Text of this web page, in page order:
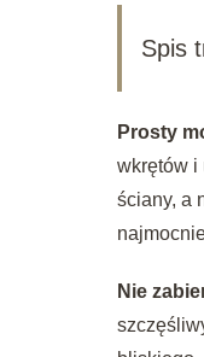
Spis
Prosty
wkrętów i
ściany, a
Nie